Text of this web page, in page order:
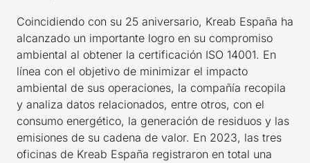
Coincidiendo con su 25 aniversario, Kreab España ha
alcanzado un importante logro en su compromiso
ambiental al obtener la certificación ISO 14001. En
línea con el objetivo de minimizar el impacto
ambiental de sus operaciones, la compañía recopila
y analiza datos relacionados, entre otros, con el
consumo energético, la generación de residuos y las
emisiones de su cadena de valor. En 2023, las tres
oficinas de Kreab España registraron en total una